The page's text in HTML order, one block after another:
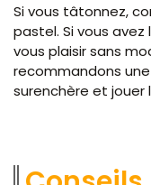
Si vous tâtonnez,
pastel. Si vous
vous plaisir sans
recommandons
surenchère et jouer